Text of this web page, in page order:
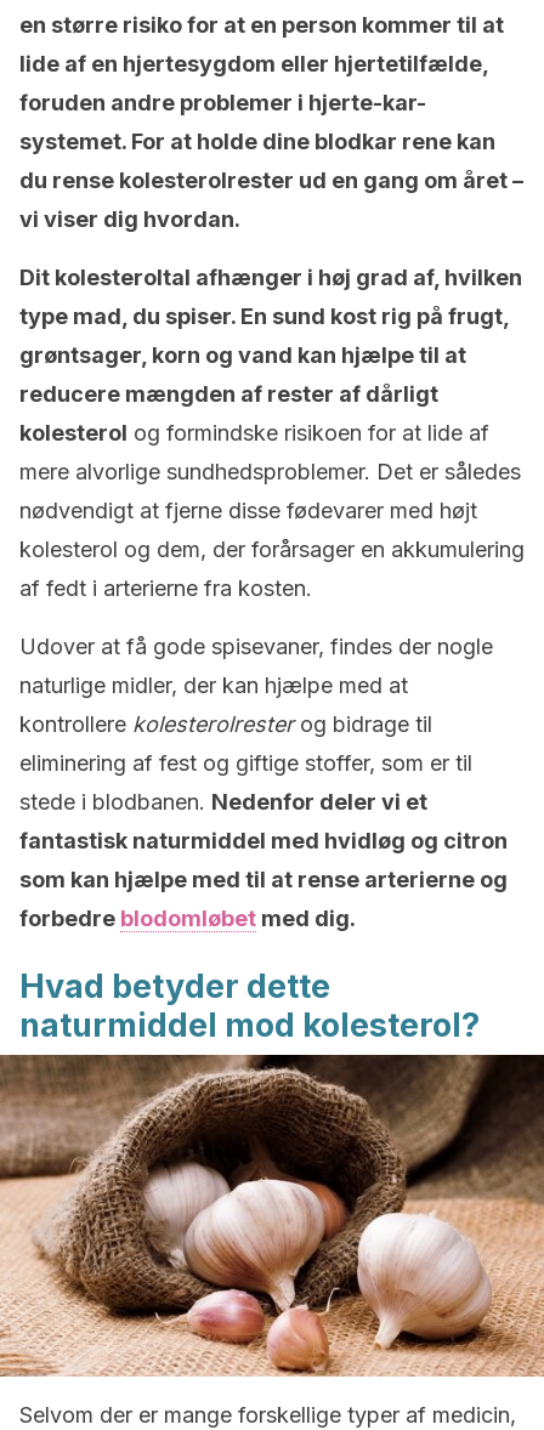
en større risiko for at en person kommer til at
lide af en hjertesygdom eller hjertetilfælde,
foruden andre problemer i hjerte-kar-
systemet. For at holde dine blodkar rene kan
du rense kolesterolrester ud en gang om året –
vi viser dig hvordan.
Dit kolesteroltal afhænger i høj grad af, hvilken
type mad, du spiser. En sund kost rig på frugt,
grøntsager, korn og vand kan hjælpe til at
reducere mængden af rester af dårligt
kolesterol og formindske risikoen for at lide af
mere alvorlige sundhedsproblemer. Det er således
nødvendigt at fjerne disse fødevarer med højt
kolesterol og dem, der forårsager en akkumulering
af fedt i arterierne fra kosten.
Udover at få gode spisevaner, findes der nogle
naturlige midler, der kan hjælpe med at
kontrollere kolesterolresterog bidrage til
eliminering af fest og giftige stoffer, som er til
stede i blodbanen. Nedenfor deler vi et
fantastisk naturmiddel med hvidløg og citron
som kan hjælpe med til at rense arterierne og
forbedre blodomløbet med dig.
Hvad betyder dette
naturmiddel mod kolesterol?
Selvom der er mange forskellige typer af medicin,